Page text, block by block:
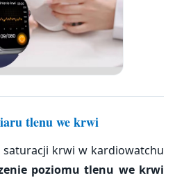
tlenu we krwi
krwi w kardiowatchu
poziomu tlenu we krwi